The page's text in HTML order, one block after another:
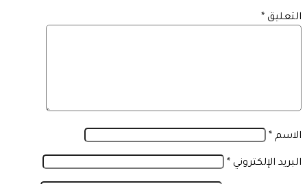
التعليق *
الاسم *
البريد الإلكتروني *